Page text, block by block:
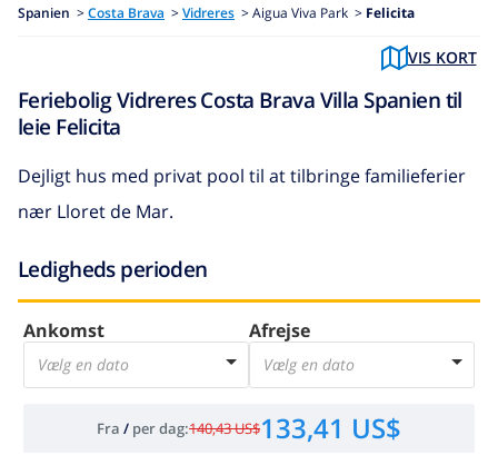
Spanien > Costa Brava > Vidreres > Aigua Viva Park > Felicita
VIS KORT
Feriebolig Vidreres Costa Brava Villa Spanien til
leie Felicita
Dejligt hus med privat pool til at tilbringe familieferier
nær Lloret de Mar.
Ledigheds perioden
Ankomst
Vælg en dato
Afrejse
Vælg en dato
Fra / per dag:140,43 US$133,41 US$